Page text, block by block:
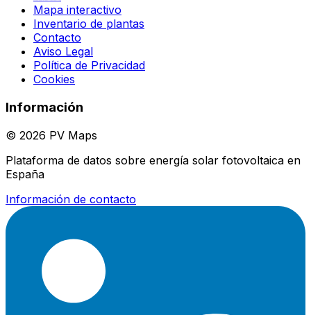
Mapa interactivo
Inventario de plantas
Contacto
Aviso Legal
Política de Privacidad
Cookies
Información
© 2026 PV Maps
Plataforma de datos sobre energía solar fotovoltaica en
España
Información de contacto